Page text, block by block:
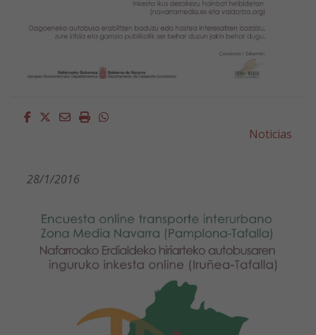
Facebook
Twitter
EmailImprimirWhatsapp
Noticias
28/1/2016